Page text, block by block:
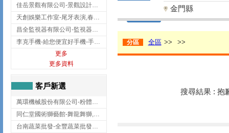
佳岳景觀有限公司-景觀設計公司,台北景觀設計,台北景觀工程,中山區景觀設計
天創娛樂工作室-尾牙表演,春酒表演,板橋尾牙表演
昌全監視器有限公司-監視器安裝,高雄監視器安裝,鳳山區監視器安裝
李克手機-給您便宜好手機-手機收購,屏東手機收購
更多
更多資料
客戶新選
萬環機械股份有限公司-粉體塗裝設備,輸送機,輸送機設備,台南輸送機
同仁堂國術獅藝館-舞龍舞獅,台中舞龍舞獅
台南蔬菜批發-全豐蔬菜批發專送/台南蔬菜箱宅配到府
金門縣
分區 全區 >> >>
搜尋結果 : 抱